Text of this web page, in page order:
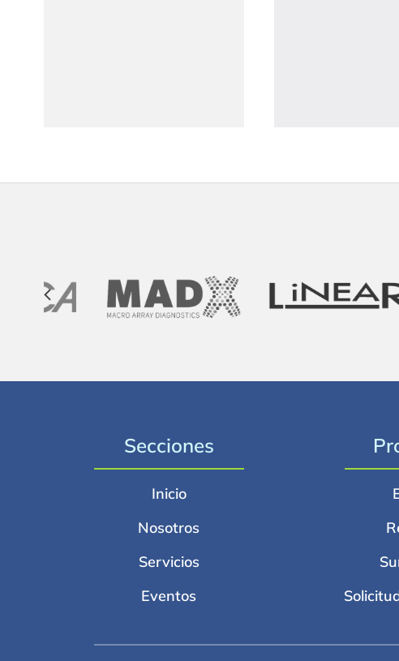
Secciones
Inicio
Nosotros
Servicios
Eventos